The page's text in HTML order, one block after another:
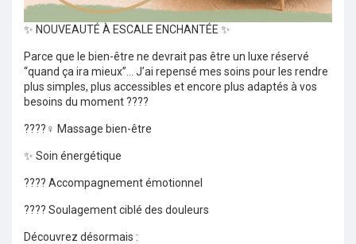
✨ NOUVEAUTÉ À ESCALE ENCHANTÉE ✨
Parce que le bien-être ne devrait pas être un luxe réservé
“quand ça ira mieux”… J’ai repensé mes soins pour les rendre
plus simples, plus accessibles et encore plus adaptés à vos
besoins du moment ????
????‍♀️ Massage bien-être
✨ Soin énergétique
???? Accompagnement émotionnel
???? Soulagement ciblé des douleurs
Découvrez désormais :